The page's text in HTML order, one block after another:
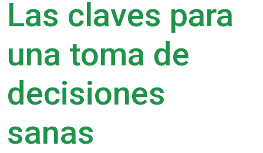
Las claves para
una toma de
decisiones
sanas